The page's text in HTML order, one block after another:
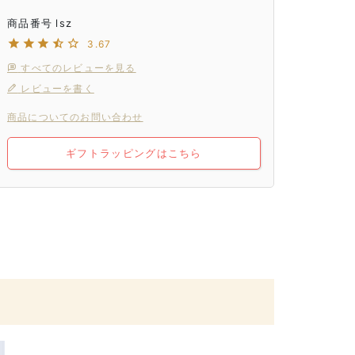
商品番号 lsz
3.67
すべてのレビューを見る
レビューを書く
商品についてのお問い合わせ
ギフトラッピングはこちら